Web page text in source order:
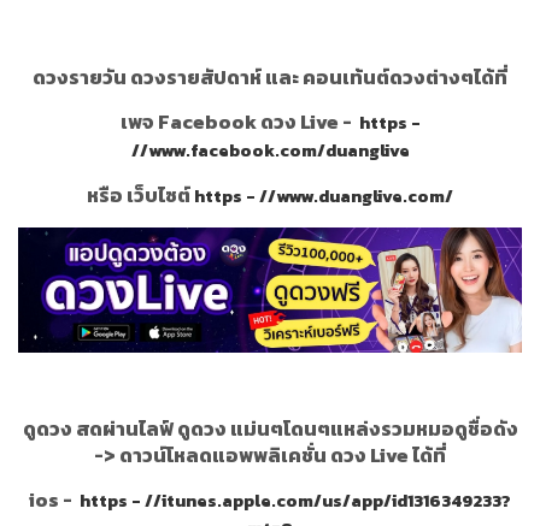
ดวงรายวัน ดวงรายสัปดาห์ และ คอนเท้นต์ดวงต่างๆได้ที่
เพจ Facebook ดวง Live - https -
//www.facebook.com/duanglive
หรือ เว็บไซต์https - //www.duanglive.com/
ดูดวง สดผ่านไลฟ์ ดูดวง แม่นๆโดนๆแหล่งรวมหมอดูชื่อดัง
-> ดาวน์โหลดแอพพลิเคชั่น ดวง Live ได้ที่
ios - https - //itunes.apple.com/us/app/id1316349233?